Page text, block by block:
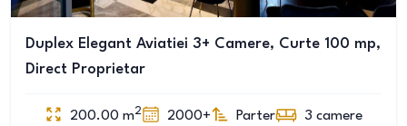
Duplex Elegant Aviatiei 3+ Camere, Curte 100 mp,
Direct Proprietar
200.00 m2 2000+ Parter 3 camere